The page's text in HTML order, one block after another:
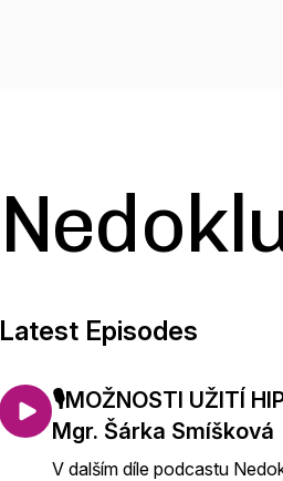
Latest Episodes
🎙️MOŽNOSTI UŽITÍ
Mgr. Šárka Smíšková
V dalším díle podcastu